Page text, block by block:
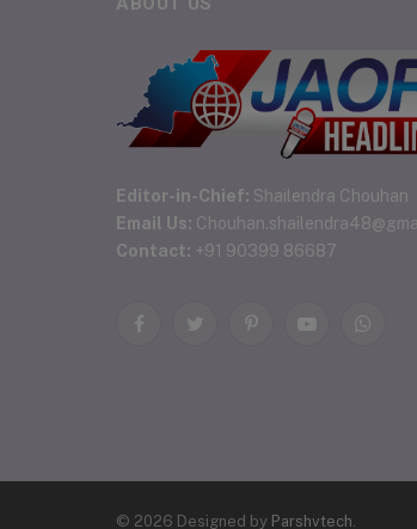
Editor-in-Chief: Shailendra Chouhan
Email Us:
Contact: +91 90399 86687
FacebookTwitterPinterestYouTube
© 2026 Designed by Parshvtech.